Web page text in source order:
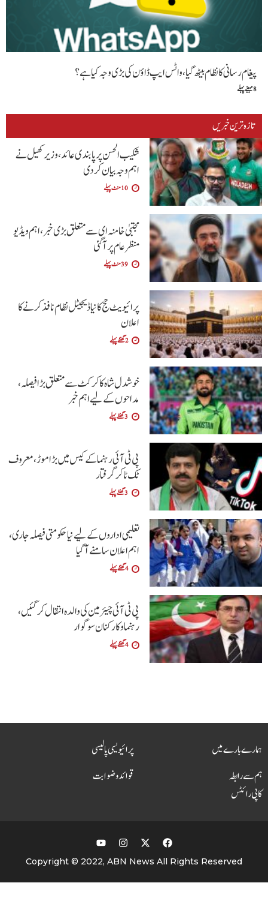
پیغام رسانی کا نظام بیٹھ گیا،واٹس ایپ ڈاؤن کی بڑی وجہ کیا ہے؟
8 مہینے پہلے
تازہ ترین خبریں
شکیب الحسن پر پابندی عائد، وزیر کھیل نے
اہم وجہ بیان کر دی
10 منٹ پہلے
مجتبیٰ خامنہ ای سے متعلق بڑی خبر، اہم ویڈیو
منظرعام پر آگئی
39 منٹ پہلے
پرائیویٹ حج کا نیا ڈیجیٹل نظام نافذ کرنے کا
اعلان
2 گھنٹے پہلے
خوشدل شاہ کا کرکٹ سے متعلق بڑا فیصلہ،
مداحوں کے لیے اہم خبر
3 گھنٹے پہلے
پی ٹی آئی رہنما کے کیس میں بڑا موڑ، معروف
ٹک ٹاکر گرفتار
3 گھنٹے پہلے
تعلیمی اداروں کے لیے نیا حکومتی فیصلہ جاری،
اہم اعلان سامنے آگیا
4 گھنٹے پہلے
پی ٹی آئی چیئرمین کی والدہ انتقال کرگئیں،
رہنما و کارکنان سوگوار
4 گھنٹے پہلے
ہمارے بارے میں
ہم سے رابطہ
پرائیویسی پالیسی
قوائد و ضوابت
کاپی رائٹس
Copyright © 2022, ABN News All Rights Reserved